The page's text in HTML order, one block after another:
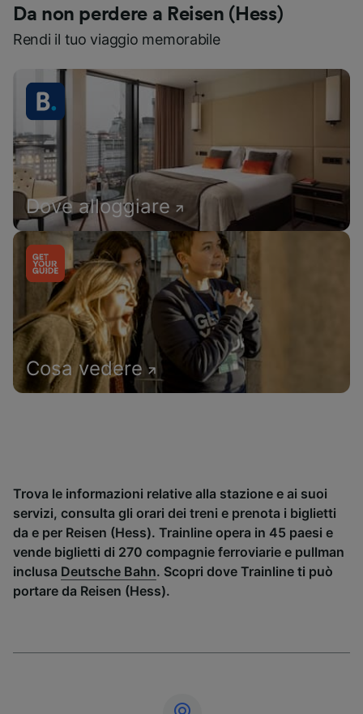
Da non perdere a Reisen (Hess)
Rendi il tuo viaggio memorabile
Dove alloggiare
Cosa vedere
Trova le informazioni relative alla stazione e ai suoi
servizi, consulta gli orari dei treni e prenota i biglietti
da e per Reisen (Hess). Trainline opera in 45 paesi e
vende biglietti di 270 compagnie ferroviarie e pullman
inclusa Deutsche Bahn. Scopri dove Trainline ti può
portare da Reisen (Hess).